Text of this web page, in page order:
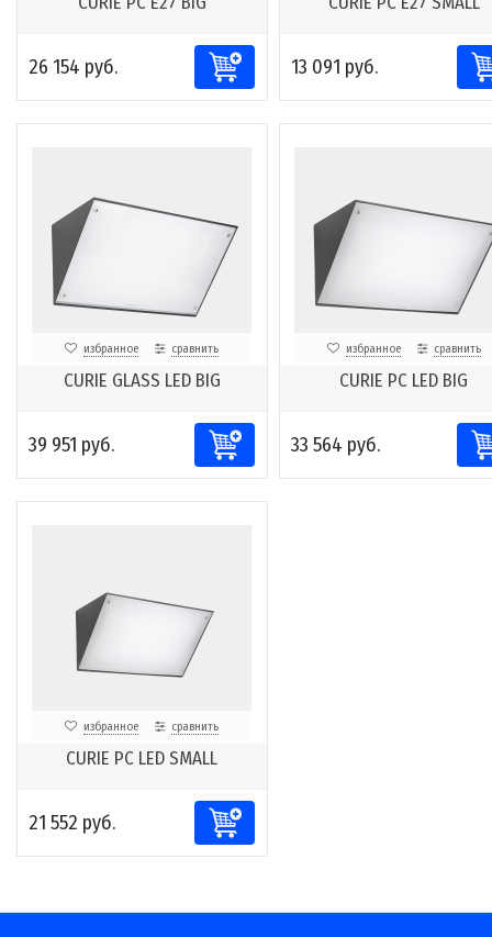
26 154 руб. 13 091 руб.
избранное сравнить
CURIE GLASS LED BIG
39 951 руб.
избранное сравнить
CURIE PC LED BIG
33 564 руб.
избранное сравнить
CURIE PC LED SMALL
21 552 руб.